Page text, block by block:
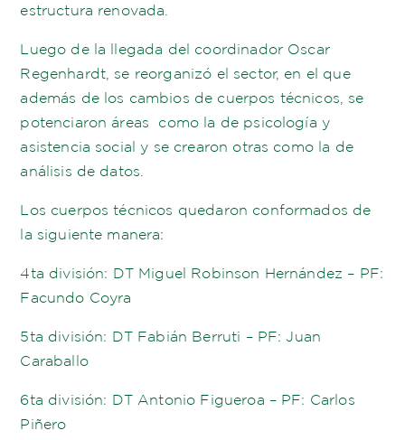
estructura renovada.
Luego de la llegada del coordinador Oscar
Regenhardt, se reorganizó el sector, en el que
además de los cambios de cuerpos técnicos, se
potenciaron áreas como la de psicología y
asistencia social y se crearon otras como la de
análisis de datos.
Los cuerpos técnicos quedaron conformados de
la siguiente manera:
4ta división: DT Miguel Robinson Hernández – PF:
Facundo Coyra
5ta división: DT Fabián Berruti – PF: Juan
Caraballo
6ta división: DT Antonio Figueroa – PF: Carlos
Piñero